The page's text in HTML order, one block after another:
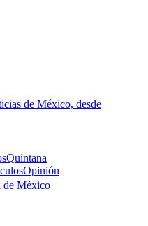
de México, desde
Quintana
Opinión
de México